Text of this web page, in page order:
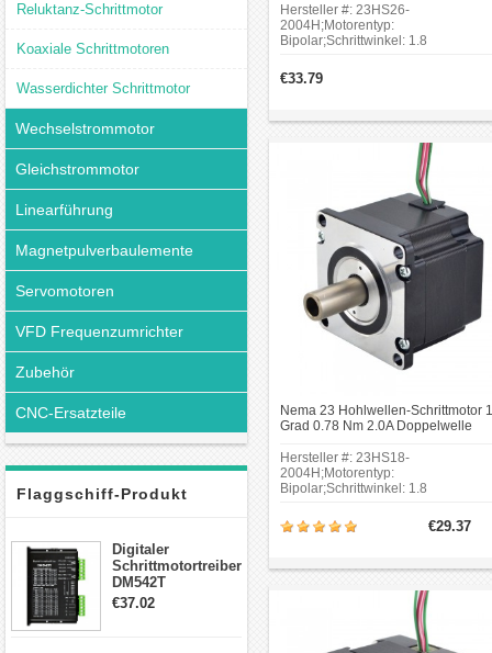
Reluktanz-Schrittmotor
Koaxiale Schrittmotoren
Wasserdichter Schrittmotor
Wechselstrommotor
Gleichstrommotor
Linearführung
Magnetpulverbaulemente
Servomotoren
VFD Frequenzumrichter
Zubehör
CNC-Ersatzteile
Flaggschiff-Produkt
Digitaler
Schrittmotortreiber
DM542T
Schrittmotor
€37.02
Hersteller #: 23HS26-
2004H;Motorentyp:
Bipolar;Schrittwinkel: 1.8
Nm(205.38oz.in);Rahmengröße:
57 mm;Körper Länge: 65
mm;Innenwellendurchmesser: Φ8
€33.79
Nema 23 Hohlwellen-Schrittmotor
Grad 0.78 Nm 2.0A Doppelwelle
Hersteller #: 23HS18-
2004H;Motorentyp:
Bipolar;Schrittwinkel: 1.8
Nm(110.5oz.in);Rahmengröße: 57
mm;Körper Länge: 45 mm;Äußerer
mm;Innenwellendurchmesser: Φ8
€29.37